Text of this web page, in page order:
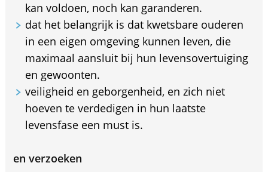
kan voldoen, noch kan garanderen.
dat het belangrijk is dat kwetsbare ouderen
in een eigen omgeving kunnen leven, die
maximaal aansluit bij hun levensovertuiging
en gewoonten.
veiligheid en geborgenheid, en zich niet
hoeven te verdedigen in hun laatste
levensfase een must is.
en verzoeken